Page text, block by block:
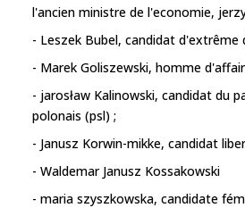
l'ancien ministre de l'economie,
- Leszek Bubel, candidat d'extrême
- Marek Goliszewski, homme
- jarosław Kalinowski, candidat du
polonais (psl) ;
- Janusz Korwin-mikke, candidat
- Waldemar Janusz Kossakowski
- maria szyszkowska, candidate